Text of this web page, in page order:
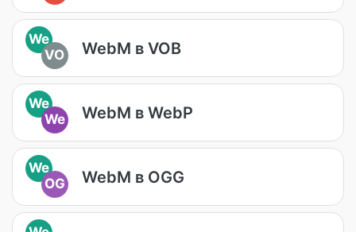
We
VO
WebM в VOB
We
We
WebM в WebP
We
OG
WebM в OGG